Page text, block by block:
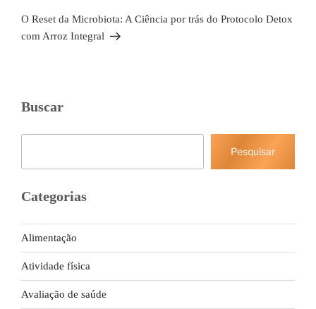
post
O Reset da Microbiota: A Ciência por trás do Protocolo Detox
com Arroz Integral
Buscar
Pesquisar
Categorias
Alimentação
Atividade física
Avaliação de saúde